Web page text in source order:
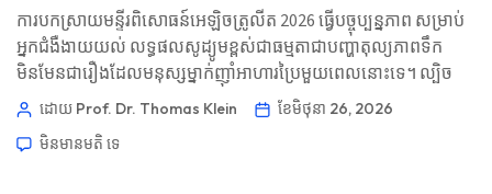
ការបកស្រាយមន្ទីរពិសោធន៍អេឡិចត្រូលីត 2026 ធ្វើបច្ចុប្បន្នភាព សម្រាប់
អ្នកជំងឺងាយយល់ លទ្ធផលសូដ្យូមខ្ពស់ជាធម្មតាជាបញ្ហាតុល្យភាពទឹក
មិនមែនជារឿងដែលមនុស្សម្នាក់ញ៉ាំអាហារប្រៃមួយពេលនោះទេ។ ល្បិច
ផ្នែកព្យាបាលគឺការសម្រេចថាតើការបាត់បង់ទឹកជារឿងសាមញ្ញ ដោយសារ
តម្រងនោម ដោយសារថ្នាំ ឬជាបន្ទាន់។ 📖 ~11 នាទី 📅 ថ្ងៃទី 26 ខែមិថុនា
ឆ្នាំ 2026 📝 បានបោះពុម្ពផ្សាយ៖ ថ្ងៃទី 26 ខែមិថុនា ឆ្នាំ 2026 🩺 បាន
ដោយ Prof. Dr. Thomas Klein
ខែ​មិថុនា 26, 2026
មិនមាន​មតិ​ ទេ